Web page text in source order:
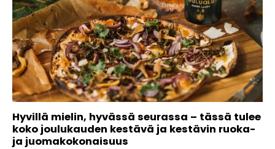
Hyvillä mielin, hyvässä seurassa – tässä tulee
koko joulukauden kestävä ja kestävin ruoka-
ja juomakokonaisuus